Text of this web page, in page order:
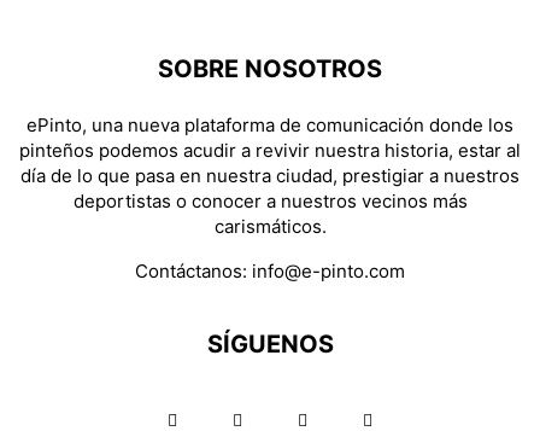
SOBRE NOSOTROS
ePinto, una nueva plataforma de comunicación donde los
pinteños podemos acudir a revivir nuestra historia, estar al
día de lo que pasa en nuestra ciudad, prestigiar a nuestros
deportistas o conocer a nuestros vecinos más
carismáticos.
Contáctanos: info@e-pinto.com
SÍGUENOS